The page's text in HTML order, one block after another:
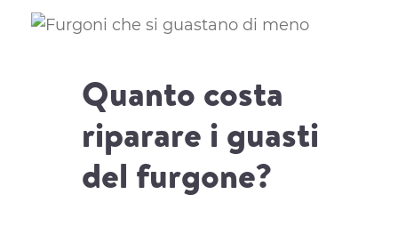
Quanto costa
riparare i guasti
del furgone?